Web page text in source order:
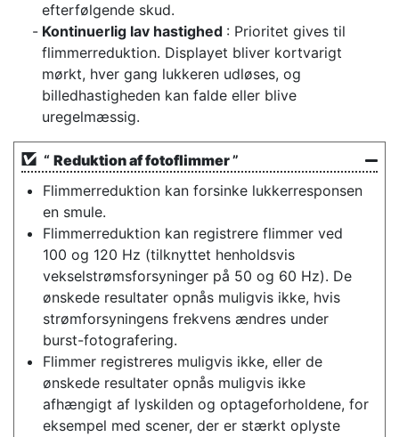
efterfølgende skud.
Kontinuerlig lav hastighed : Prioritet gives til
flimmerreduktion. Displayet bliver kortvarigt
mørkt, hver gang lukkeren udløses, og
billedhastigheden kan falde eller blive
uregelmæssig.
“ Reduktion af fotoflimmer”
Flimmerreduktion kan forsinke lukkerresponsen
en smule.
Flimmerreduktion kan registrere flimmer ved
100 og 120 Hz (tilknyttet henholdsvis
vekselstrømsforsyninger på 50 og 60 Hz). De
ønskede resultater opnås muligvis ikke, hvis
strømforsyningens frekvens ændres under
burst-fotografering.
Flimmer registreres muligvis ikke, eller de
ønskede resultater opnås muligvis ikke
afhængigt af lyskilden og optageforholdene, for
eksempel med scener, der er stærkt oplyste